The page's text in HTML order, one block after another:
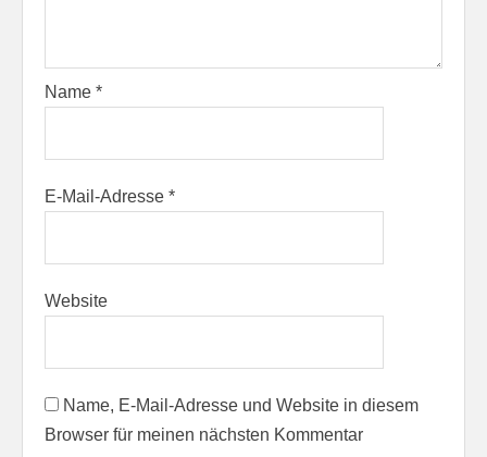
Name *
E-Mail-Adresse *
Website
Name, E-Mail-Adresse und Website in diesem
Browser für meinen nächsten Kommentar